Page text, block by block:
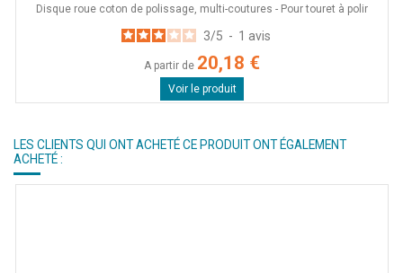
Disque roue coton de polissage, multi-coutures - Pour touret à polir
3/5 - 1 avis
A partir de 20,18 €
Voir le produit
LES CLIENTS QUI ONT ACHETÉ CE PRODUIT ONT ÉGALEMENT
ACHETÉ :